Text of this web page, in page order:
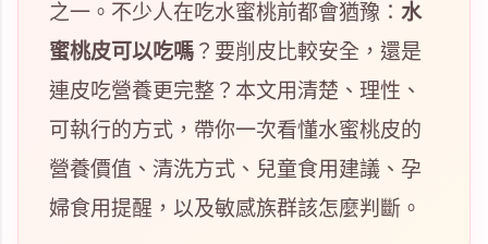
之一。不少人在吃水蜜桃前都會猶豫： 水
蜜桃皮可以吃嗎 ？要削皮比較安全，還是
連皮吃營養更完整？本文用清楚、理性、
可執行的方式，帶你一次看懂水蜜桃皮的
營養價值、清洗方式、兒童食用建議、孕
婦食用提醒，以及敏感族群該怎麼判斷。